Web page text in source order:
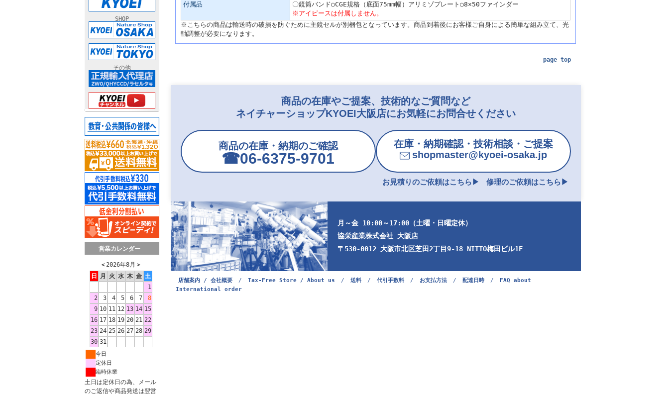
SHOP
その他
営業カレンダー
＜ 2026年8月 ＞
日
月 火 水 木 金 土
1
2
3 4 5 6 7
8
9 10 11 12 13 14 15
16 17 18 19 20 21 22
23 24 25 26 27 28 29
30 31
今日
定休日
臨時休業
土日は定休日の為、メール
のご返信や商品発送は翌営
付属品
〇鏡筒バンド○CGE規格（底面75mm幅）アリミゾプレート○8×50ファインダー
※アイピースは付属しません。
※こちらの商品は輸送時の破損を防ぐために主鏡セルが別梱包となっています。商品到着後にお客様ご自身による簡単な組み立て、光
軸調整が必要になります。
page top
商品の在庫やご提案、技術的なご質問など
ネイチャーショップKYOEI大阪店にお気軽にお問合せください
商品の在庫・納期のご確認
☎︎06-6375-9701
在庫・納期確認・技術相談・ご提案
shopmaster@kyoei-osaka.jp
お見積りのご依頼はこちら▶︎ 修理のご依頼はこちら▶︎
月～金 10:00～17:00（土曜・日曜定休）
協栄産業株式会社 大阪店
〒530-0012 大阪市北区芝田2丁目9-18 NITTO梅田ビル1F
店舗案内 / 会社概要 / Tax-Free Store / About us / 送料 / 代引手数料 / お支払方法 / 配達日時 /
FAQ about
International order